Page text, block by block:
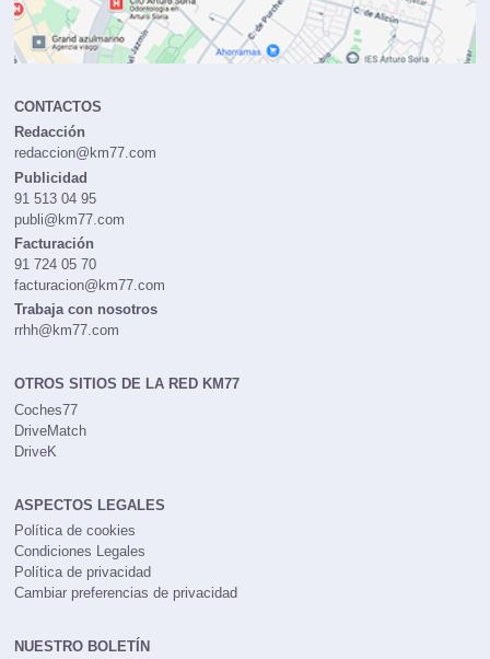
CONTACTOS
Redacción
redaccion@km77.com
Publicidad
91 513 04 95
publi@km77.com
Facturación
91 724 05 70
facturacion@km77.com
Trabaja con nosotros
rrhh@km77.com
OTROS SITIOS DE LA RED KM77
Coches77
DriveMatch
DriveK
ASPECTOS LEGALES
Política de cookies
Condiciones Legales
Política de privacidad
Cambiar preferencias de privacidad
NUESTRO BOLETÍN